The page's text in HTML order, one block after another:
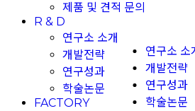
연구소 소
개발전략
연구성과
학술논문
제품 및 견적 문의
R & D
연구소 소개
개발전략
연구성과
학술논문
FACTORY